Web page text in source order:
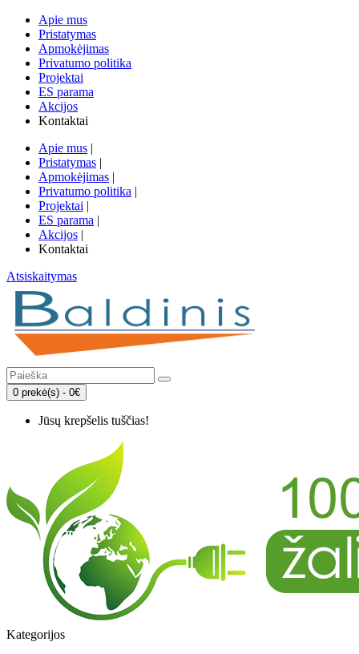
Apie mus
Pristatymas
Apmokėjimas
Privatumo politika
Projektai
ES parama
Akcijos
Kontaktai
Apie mus |
Pristatymas |
Apmokėjimas |
Privatumo politika |
Projektai |
ES parama |
Akcijos |
Kontaktai
Atsiskaitymas
0 prekė(s) - 0€
Jūsų krepšelis tuščias!
Kategorijos